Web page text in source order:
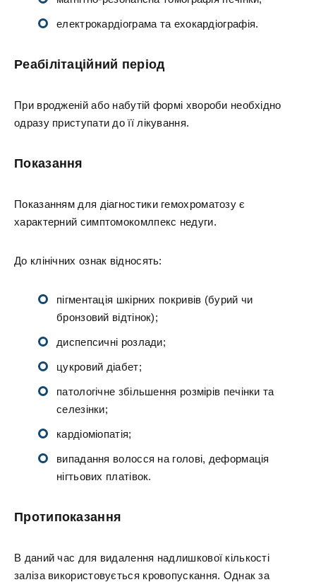
електрокардіограма та ехокардіографія.
Реабілітаційний період
При вродженій або набутій формі хвороби необхідно
одразу приступати до її лікування.
Показання
Показанням для діагностики гемохроматозу є
характерний симптомокомлпекс недуги.
До клінічних ознак відносять:
пігментація шкірних покривів (бурий чи
бронзовий відтінок);
диспепсичні розлади;
цукровий діабет;
патологічне збільшення розмірів печінки та
селезінки;
кардіоміопатія;
випадання волосся на голові, деформація
нігтьових платівок.
Протипоказання
В даний час для видалення надлишкової кількості
заліза використовується кровопускання. Однак за